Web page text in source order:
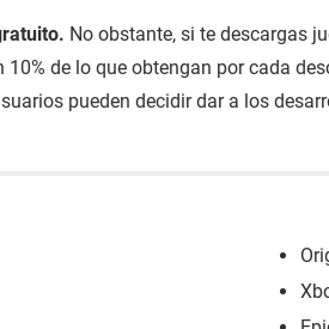
No obstante, si te descargas
de lo que obtengan por cada
pueden decidir dar a los